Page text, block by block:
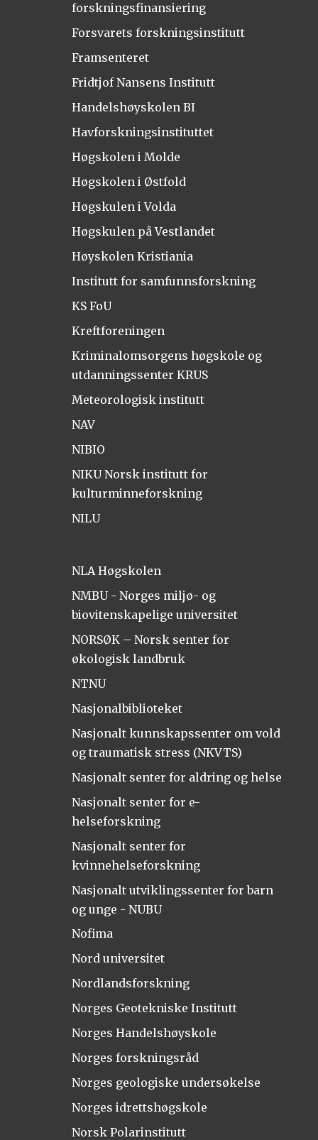
forskningsfinansiering
Forsvarets forskningsinstitutt
Framsenteret
Fridtjof Nansens Institutt
Handelshøyskolen BI
Havforskningsinstituttet
Høgskolen i Molde
Høgskolen i Østfold
Høgskulen i Volda
Høgskulen på Vestlandet
Høyskolen Kristiania
Institutt for samfunnsforskning
KS FoU
Kreftforeningen
Kriminalomsorgens høgskole og
utdanningssenter KRUS
Meteorologisk institutt
NAV
NIBIO
NIKU Norsk institutt for
kulturminneforskning
NILU
NLA Høgskolen
NMBU - Norges miljø- og
biovitenskapelige universitet
NORSØK – Norsk senter for
økologisk landbruk
NTNU
Nasjonalbiblioteket
Nasjonalt kunnskapssenter om vold
og traumatisk stress (NKVTS)
Nasjonalt senter for aldring og helse
Nasjonalt senter for e-
helseforskning
Nasjonalt senter for
kvinnehelseforskning
Nasjonalt utviklingssenter for barn
og unge - NUBU
Nofima
Nord universitet
Nordlandsforskning
Norges Geotekniske Institutt
Norges Handelshøyskole
Norges forskningsråd
Norges geologiske undersøkelse
Norges idrettshøgskole
Norsk Polarinstitutt